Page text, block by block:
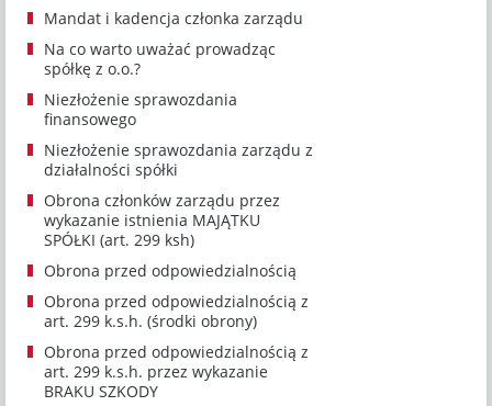
Mandat i kadencja członka zarządu
Na co warto uważać prowadząc
spółkę z o.o.?
Niezłożenie sprawozdania
finansowego
Niezłożenie sprawozdania zarządu z
działalności spółki
Obrona członków zarządu przez
wykazanie istnienia MAJĄTKU
SPÓŁKI (art. 299 ksh)
Obrona przed odpowiedzialnością
Obrona przed odpowiedzialnością z
art. 299 k.s.h. (środki obrony)
Obrona przed odpowiedzialnością z
art. 299 k.s.h. przez wykazanie
BRAKU SZKODY